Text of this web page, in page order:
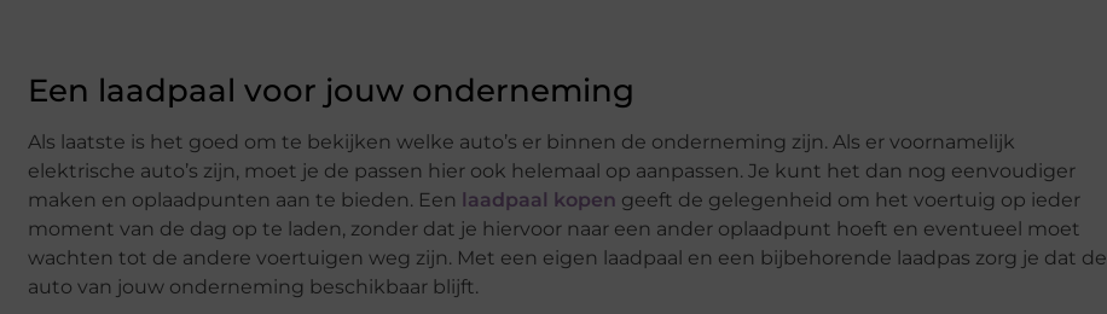
Een laadpaal voor jouw onderneming
Als laatste is het goed om te bekijken welke auto’s er binnen de onderneming zijn. Als er voornamelijk
elektrische auto’s zijn, moet je de passen hier ook helemaal op aanpassen. Je kunt het dan nog eenvoudiger
maken en oplaadpunten aan te bieden. Een laadpaal kopen geeft de gelegenheid om het voertuig op ieder
moment van de dag op te laden, zonder dat je hiervoor naar een ander oplaadpunt hoeft en eventueel moet
wachten tot de andere voertuigen weg zijn. Met een eigen laadpaal en een bijbehorende laadpas zorg je dat de
auto van jouw onderneming beschikbaar blijft.